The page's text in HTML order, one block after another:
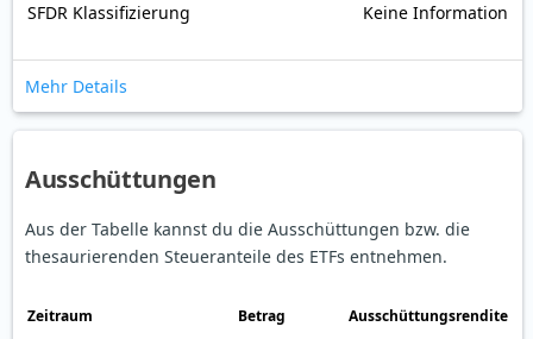
SFDR Klassifizierung Keine Information
Mehr Details
Ausschüttungen
Aus der Tabelle kannst du die Ausschüttungen bzw. die
thesaurierenden Steueranteile des ETFs entnehmen.
Zeitraum Betrag Ausschüttungsrendite